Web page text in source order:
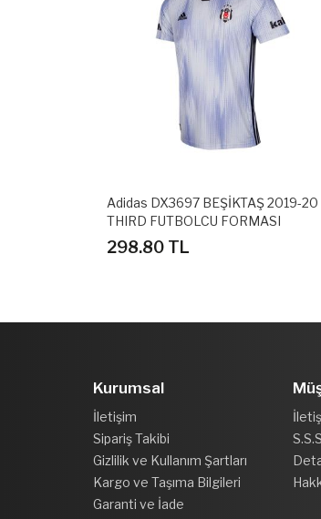
Adidas DX3697 BEŞİKTAŞ 2019-20
THIRD FUTBOLCU FORMASI
298.80 TL
Kurumsal
İletişim
Sipariş Takibi
Gizlilik ve Kullanım Şartları
Kargo ve Taşıma Bilgileri
Garanti ve İade